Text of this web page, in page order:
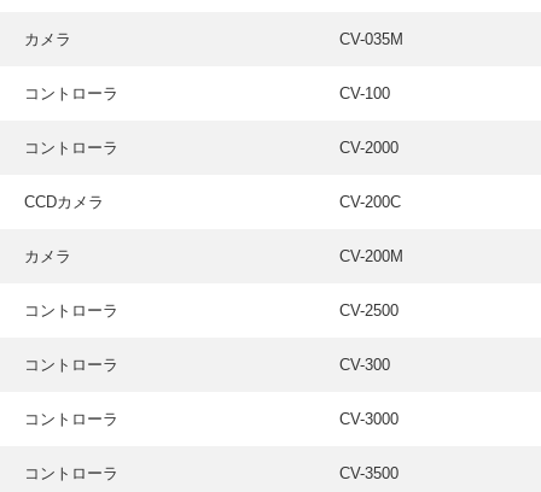
カメラ CV-035M
コントローラ CV-100
コントローラ CV-2000
CCDカメラ CV-200C
カメラ CV-200M
コントローラ CV-2500
コントローラ CV-300
コントローラ CV-3000
コントローラ CV-3500